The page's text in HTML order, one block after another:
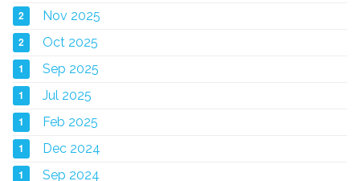
2 Nov 2025
2 Oct 2025
1 Sep 2025
1 Jul 2025
1 Feb 2025
1 Dec 2024
1 Sep 2024